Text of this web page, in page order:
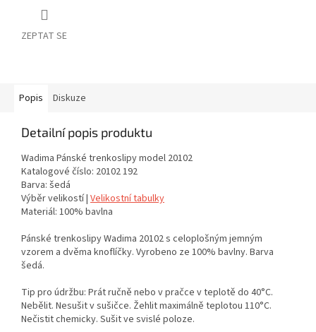
ZEPTAT SE
Popis Diskuze
Detailní popis produktu
Wadima Pánské trenkoslipy model 20102
Katalogové číslo: 20102 192
Barva: šedá
Výběr velikostí | Velikostní tabulky
Materiál: 100% bavlna
Pánské trenkoslipy Wadima 20102 s celoplošným jemným
vzorem a dvěma knoflíčky. Vyrobeno ze 100% bavlny. Barva
šedá.
Tip pro údržbu: Prát ručně nebo v pračce v teplotě do 40°C.
Nebělit. Nesušit v sušičce. Žehlit maximálně teplotou 110°C.
Nečistit chemicky. Sušit ve svislé poloze.